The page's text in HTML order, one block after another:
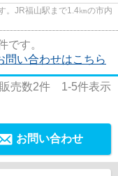
。JR福山駅まで1.4㎞の市内
です。
い合わせはこちら
売数2件 1-5件表示
お問い合わせ